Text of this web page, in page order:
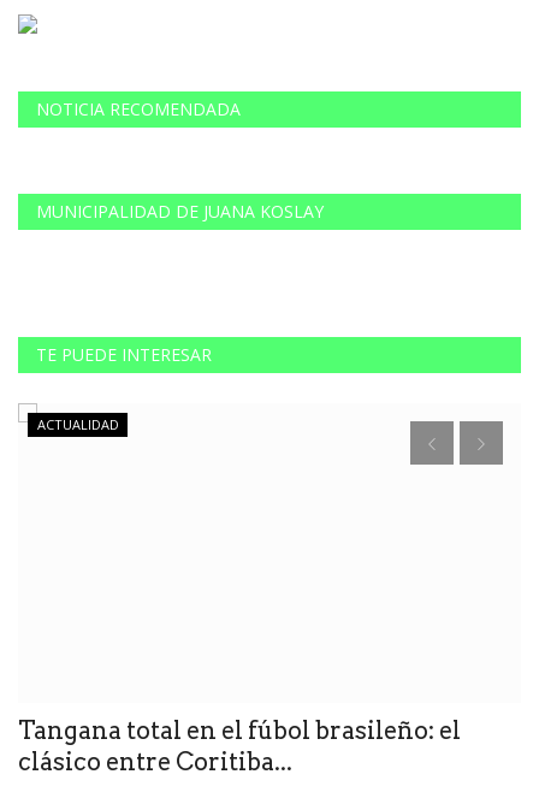
NOTICIA RECOMENDADA
MUNICIPALIDAD DE JUANA KOSLAY
TE PUEDE INTERESAR
ACTUALIDAD
Tangana total en el fúbol brasileño: el
clásico entre Coritiba...